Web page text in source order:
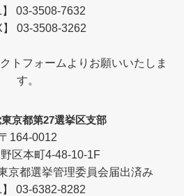
】 03-3508-7632
】 03-3508-3262
トフォームよりお願いいたしま
す。
京都第27選挙区支部
〒164-0012
区本町4-48-10-1F
京都選挙管理委員会届出済み
】 03-6382-8282